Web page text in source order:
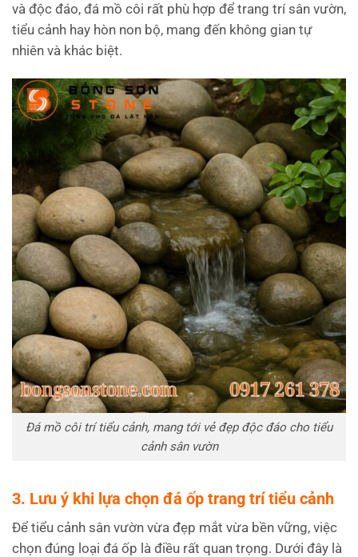
và độc đáo, đá mồ côi rất phù hợp để trang trí sân vườn,
tiểu cảnh hay hòn non bộ, mang đến không gian tự
nhiên và khác biệt.
Đá mồ côi trí tiểu cảnh, mang tới vẻ đẹp độc đáo cho tiểu
cảnh sân vườn
3. Lưu ý khi lựa chọn đá ốp trang trí tiểu cảnh
Để tiểu cảnh sân vườn vừa đẹp mắt vừa bền vững, việc
chọn đúng loại đá ốp là điều rất quan trọng. Dưới đây là